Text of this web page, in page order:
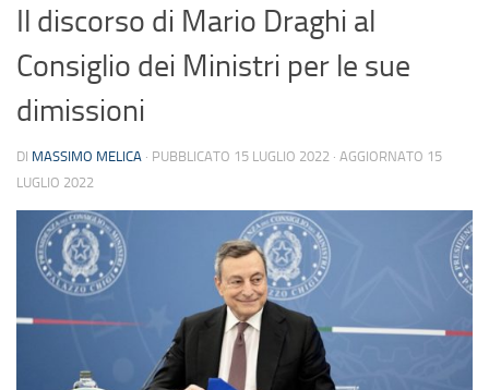
Il discorso di Mario Draghi al
Consiglio dei Ministri per le sue
dimissioni
DI MASSIMO MELICA · PUBBLICATO 15 LUGLIO 2022 · AGGIORNATO 15
LUGLIO 2022